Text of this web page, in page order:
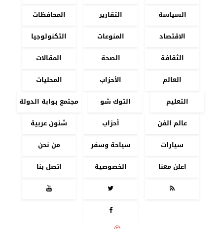
السياسة
التقارير
المحافظات
الاقتصاد
المنوعات
التكنولوجيا
الثقافة
الصحة
المقالات
العالم
الأحزاب
المحليات
التعليم
التوك شو
مجتمع بوابة الدولة
عالم الفن
أحزاب
شئون عربية
سيارات
سياحة وسفر
من نحن
اعلن معنا
الخصوصية
اتصل بنا



